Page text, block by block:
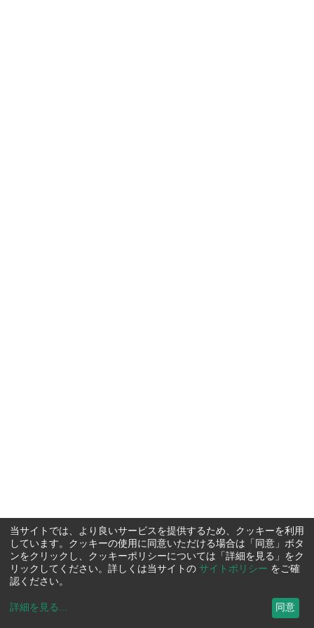
当サイトでは、より良いサービスを提供するため、クッキーを利用
しています。クッキーの使用に同意いただける場合は「同意」ボタ
ンをクリックし、クッキーポリシーについては「詳細を見る」をク
リックしてください。詳しくは当サイトの サイトポリシー をご確
認ください。
詳細を見る ... 同意